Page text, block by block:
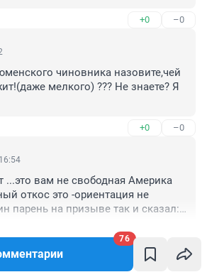
76
пор есть дикари, которые
Это как если бы кто-нибудь до
что Земля - круглая.
он и есть сапог.
+0 –0
чиновника назовите,чей
мелкого) ??? Не знаете? Я
+0 –0
...это вам не свободная Америка
откос это -ориентация не
парень на призыве так и сказал:
с братскими народами ?
все комментарии